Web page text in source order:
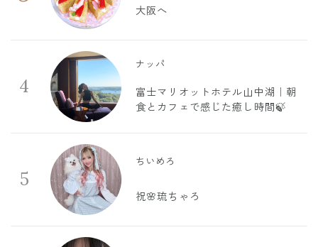
大阪へ
4
ナッパ
富士マリオットホテル山中湖｜朝
食とカフェで感じた癒し時間🍃
5
ちいめろ
祝🌸琉ちゃろ